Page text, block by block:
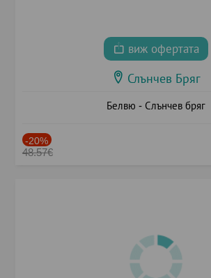
виж офертата
Слънчев Бряг
Белвю - Слънчев бряг
-20%
48.57€